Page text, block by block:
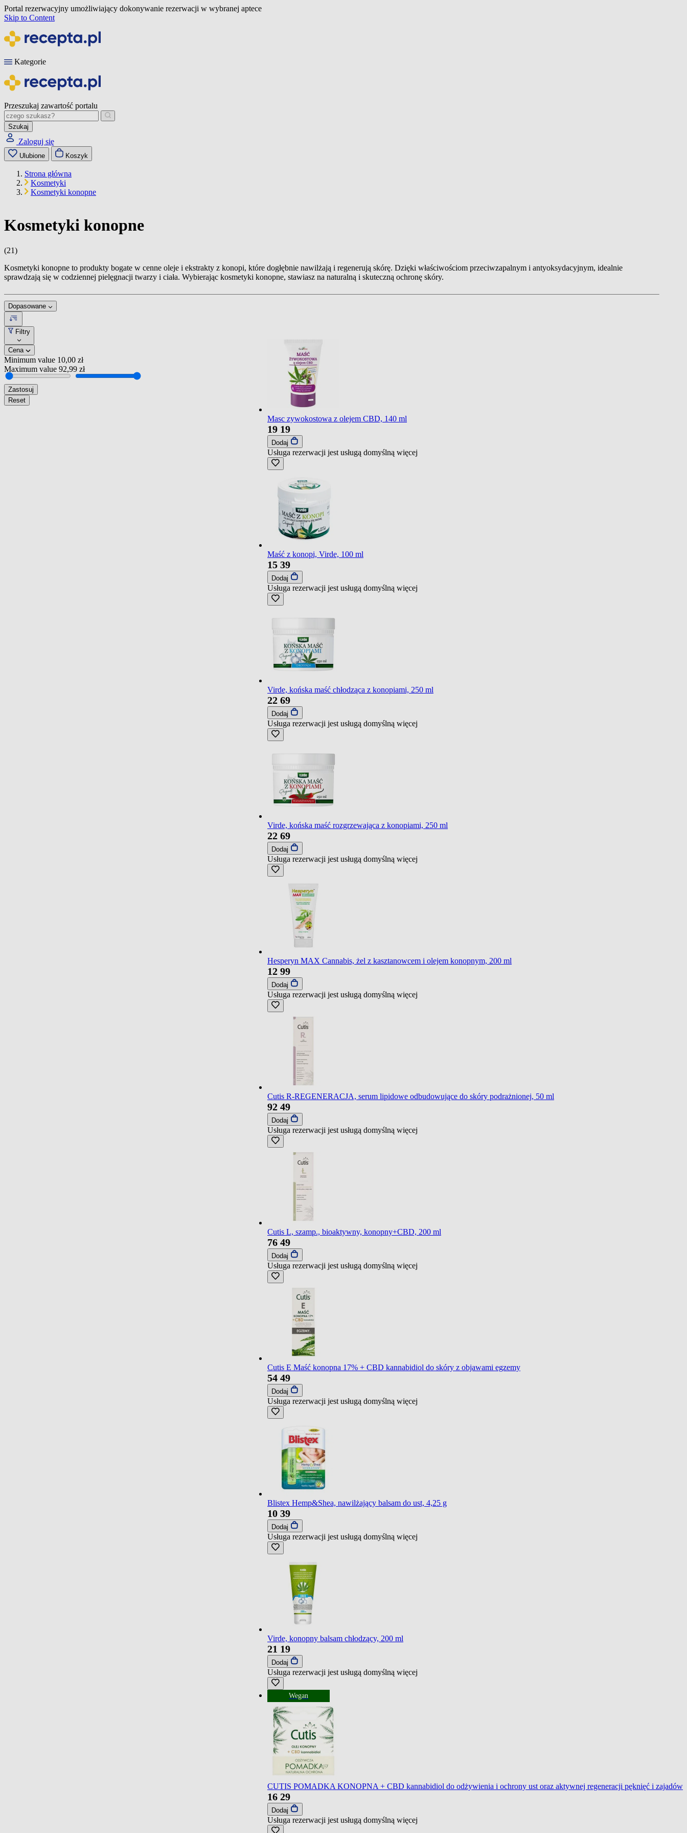
Portal rezerwacyjny umożliwiający dokonywanie rezerwacji w wybranej aptece
Skip to Content
Kategorie
Przeszukaj zawartość portalu
Szukaj
Zaloguj się
Ulubione Koszyk
Strona główna
Kosmetyki
Kosmetyki konopne
Kosmetyki konopne
(21)
Kosmetyki konopne to produkty bogate w cenne oleje i ekstrakty z konopi, które dogłębnie nawilżają i regenerują skórę. Dzięki właściwościom przeciwzapalnym i antyoksydacyjnym, idealnie
sprawdzają się w codziennej pielęgnacji twarzy i ciała. Wybierając kosmetyki konopne, stawiasz na naturalną i skuteczną ochronę skóry.
Dopasowane
Filtry
Cena
Minimum value 10,00 zł
Maximum value 92,99 zł
Zastosuj
Reset
Masc zywokostowa z olejem CBD, 140 ml
19 19
Dodaj
Usługa rezerwacji jest usługą domyślną więcej
Maść z konopi, Virde, 100 ml
15 39
Dodaj
Usługa rezerwacji jest usługą domyślną więcej
Virde, końska maść chłodząca z konopiami, 250 ml
22 69
Dodaj
Usługa rezerwacji jest usługą domyślną więcej
Virde, końska maść rozgrzewająca z konopiami, 250 ml
22 69
Dodaj
Usługa rezerwacji jest usługą domyślną więcej
Hesperyn MAX Cannabis, żel z kasztanowcem i olejem konopnym, 200 ml
12 99
Dodaj
Usługa rezerwacji jest usługą domyślną więcej
Cutis R-REGENERACJA, serum lipidowe odbudowujące do skóry podrażnionej, 50 ml
92 49
Dodaj
Usługa rezerwacji jest usługą domyślną więcej
Cutis L, szamp., bioaktywny, konopny+CBD, 200 ml
76 49
Dodaj
Usługa rezerwacji jest usługą domyślną więcej
Cutis E Maść konopna 17% + CBD kannabidiol do skóry z objawami egzemy
54 49
Dodaj
Usługa rezerwacji jest usługą domyślną więcej
Blistex Hemp&Shea, nawilżający balsam do ust, 4,25 g
10 39
Dodaj
Usługa rezerwacji jest usługą domyślną więcej
Virde, konopny balsam chłodzący, 200 ml
21 19
Dodaj
Usługa rezerwacji jest usługą domyślną więcej
Wegan
CUTIS POMADKA KONOPNA + CBD kannabidiol do odżywienia i ochrony ust oraz aktywnej regeneracji pęknięć i zajadów
16 29
Dodaj
Usługa rezerwacji jest usługą domyślną więcej